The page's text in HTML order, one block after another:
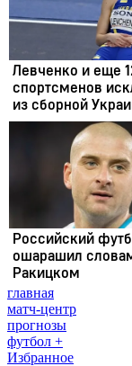
главная
матч-центр
прогнозы
футбол +
Избранное